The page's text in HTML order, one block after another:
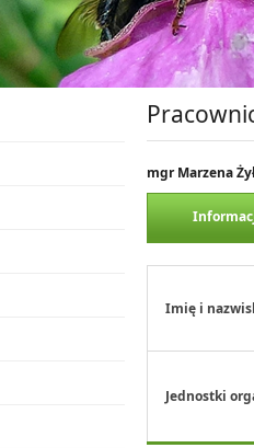
mgr Marzena
Imię i
Jednostki